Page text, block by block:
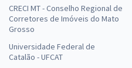
CRECI MT - Conselho Regional de
Corretores de Imóveis do Mato
Grosso
Universidade Federal de
Catalão - UFCAT